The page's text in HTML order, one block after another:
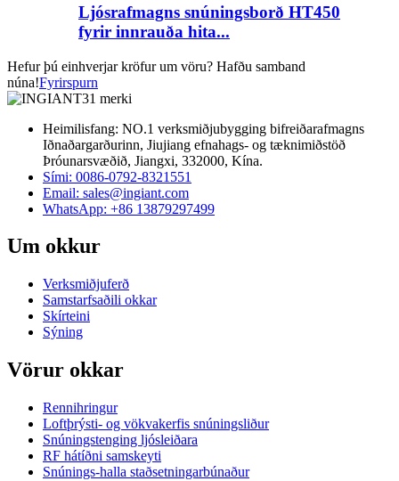
Ljósrafmagns snúningsborð HT450
fyrir innrauða hita...
Hefur þú einhverjar kröfur um vöru? Hafðu samband
núna!Fyrirspurn
Heimilisfang: NO.1 verksmiðjubygging bifreiðarafmagns
Iðnaðargarðurinn, Jiujiang efnahags- og tæknimiðstöð
Þróunarsvæðið, Jiangxi, 332000, Kína.
Sími: 0086-0792-8321551
Email: sales@ingiant.com
WhatsApp: +86 13879297499
Um okkur
Verksmiðjuferð
Samstarfsaðili okkar
Skírteini
Sýning
Vörur okkar
Rennihringur
Loftþrýsti- og vökvakerfis snúningsliður
Snúningstenging ljósleiðara
RF hátíðni samskeyti
Snúnings-halla staðsetningarbúnaður